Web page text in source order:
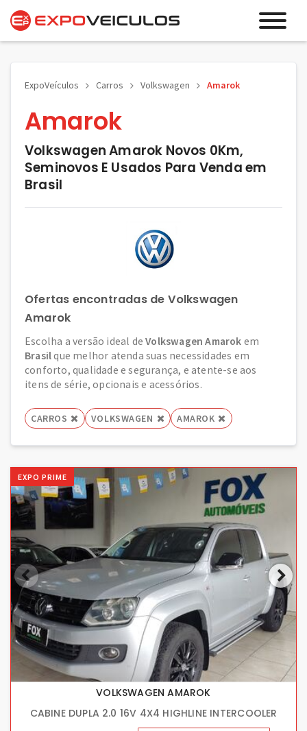
ExpoVeículos Carros Volkswagen Amarok
Amarok
Volkswagen Amarok Novos 0Km,
Seminovos E Usados Para Venda em
Brasil
Ofertas encontradas de Volkswagen
Amarok
Escolha a versão ideal deVolkswagen Amarok em
Brasilque melhor atenda suas necessidades em
conforto, qualidade e segurança, e atente-se aos
itens de série, opcionais e acessórios.
CARROS VOLKSWAGEN AMAROK
EXPO PRIME
VOLKSWAGEN AMAROK
CABINE DUPLA 2.0 16V 4X4 HIGHLINE INTERCOOLER